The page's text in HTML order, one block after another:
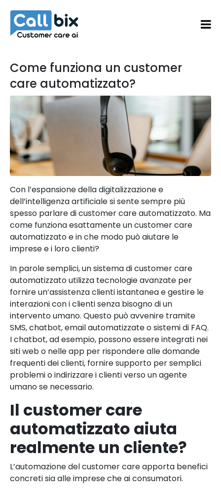
Come funziona un customer
care automatizzato?
Con l’espansione della digitalizzazione e
dell’intelligenza artificiale si sente sempre più
spesso parlare di customer care automatizzato. Ma
come funziona esattamente un customer care
automatizzato e in che modo può aiutare le
imprese e i loro clienti?
In parole semplici, un sistema di customer care
automatizzato utilizza tecnologie avanzate per
fornire un’assistenza clienti istantanea e gestire le
interazioni con i clienti senza bisogno di un
intervento umano. Questo può avvenire tramite
SMS, chatbot, email automatizzate o sistemi di FAQ.
I chatbot, ad esempio, possono essere integrati nei
siti web o nelle app per rispondere alle domande
frequenti dei clienti, fornire supporto per semplici
problemi o indirizzare i clienti verso un agente
umano se necessario.
Il customer care
automatizzato aiuta
realmente un cliente?
L’automazione del customer care apporta benefici
concreti sia alle imprese che ai consumatori.